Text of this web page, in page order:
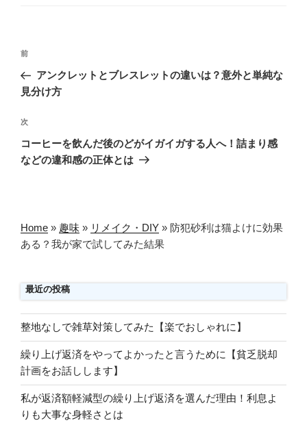
投
ナ
ゲ
ー
シ
前
の
投
前
アンクレットとブレスレットの違いは？意外と単純な
見分け方
次
の
投
次
コーヒーを飲んだ後のどがイガイガする人へ！詰まり感
などの違和感の正体とは
Home » 趣味 » リメイク・DIY » 防犯砂利は猫よけに効果
ある？我が家で試してみた結果
最近の投稿
整地なしで雑草対策してみた【楽でおしゃれに】
繰り上げ返済をやってよかったと言うために【貧乏脱却
計画をお話しします】
私が返済額軽減型の繰り上げ返済を選んだ理由！利息よ
りも大事な身軽さとは